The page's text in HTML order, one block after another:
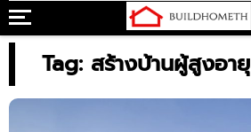
Tag: สร้างบ้านผู้สูงอายุ